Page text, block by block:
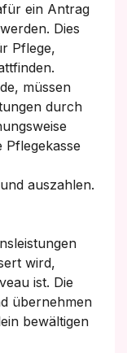
ein Antrag
Dies
Pflege,
müssen
durch
auszahlen.
wird,
ist. Die
übernehmen
bewältigen